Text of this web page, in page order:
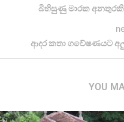
බිහිසුණු මාරක
ආදර කතා ගවේෂණයට
YOU